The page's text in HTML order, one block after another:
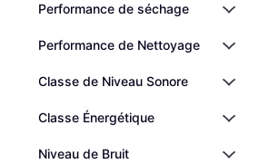
Performance de séchage
Performance de Nettoyage
Classe de Niveau Sonore
Classe Énergétique
Niveau de Bruit